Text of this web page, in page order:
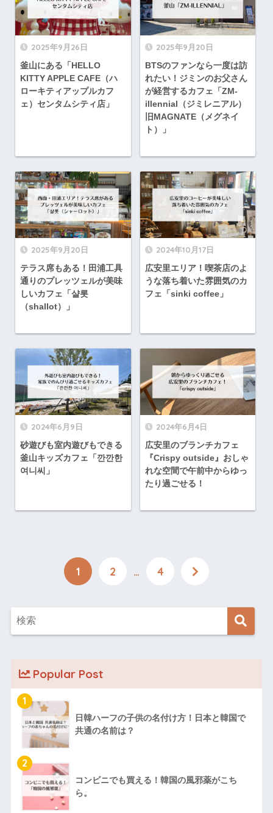
2025年9月26日
釜山にある「HELLO
KITTY APPLE CAFE（ハ
ローキティアップルカフ
ェ）センタムシティ店」
2025年9月20日
BTSのファンなら一度は訪
れたい！ジミンのお父さん
が経営するカフェ「ZM‐
illennial（ジミレニアル）
旧MAGNATE（メグネイ
ト）」
2025年9月20日
テラス席もある！田浦工具
通りのプレッツェルが美味
しいカフェ「샬롯
（shallot）」
2024年10月17日
広安里エリア！喫茶店のよ
うな落ち着いた雰囲気のカ
フェ「sinki coffee」
2024年6月9日
砂遊びも室内遊びもできる
釜山キッズカフェ「깐깐한
여니씨」
2024年6月4日
広安里のブランチカフェ
『Crispy outside』おしゃ
れな空間で午前中からゆっ
たり過ごせる！
1 2 … 4
Popular Post
1
日韓ハーフの子供の名付け方！日本と韓国で
共通の名前は？
2
コンビニでも買える！韓国の風邪薬がこち
ら。